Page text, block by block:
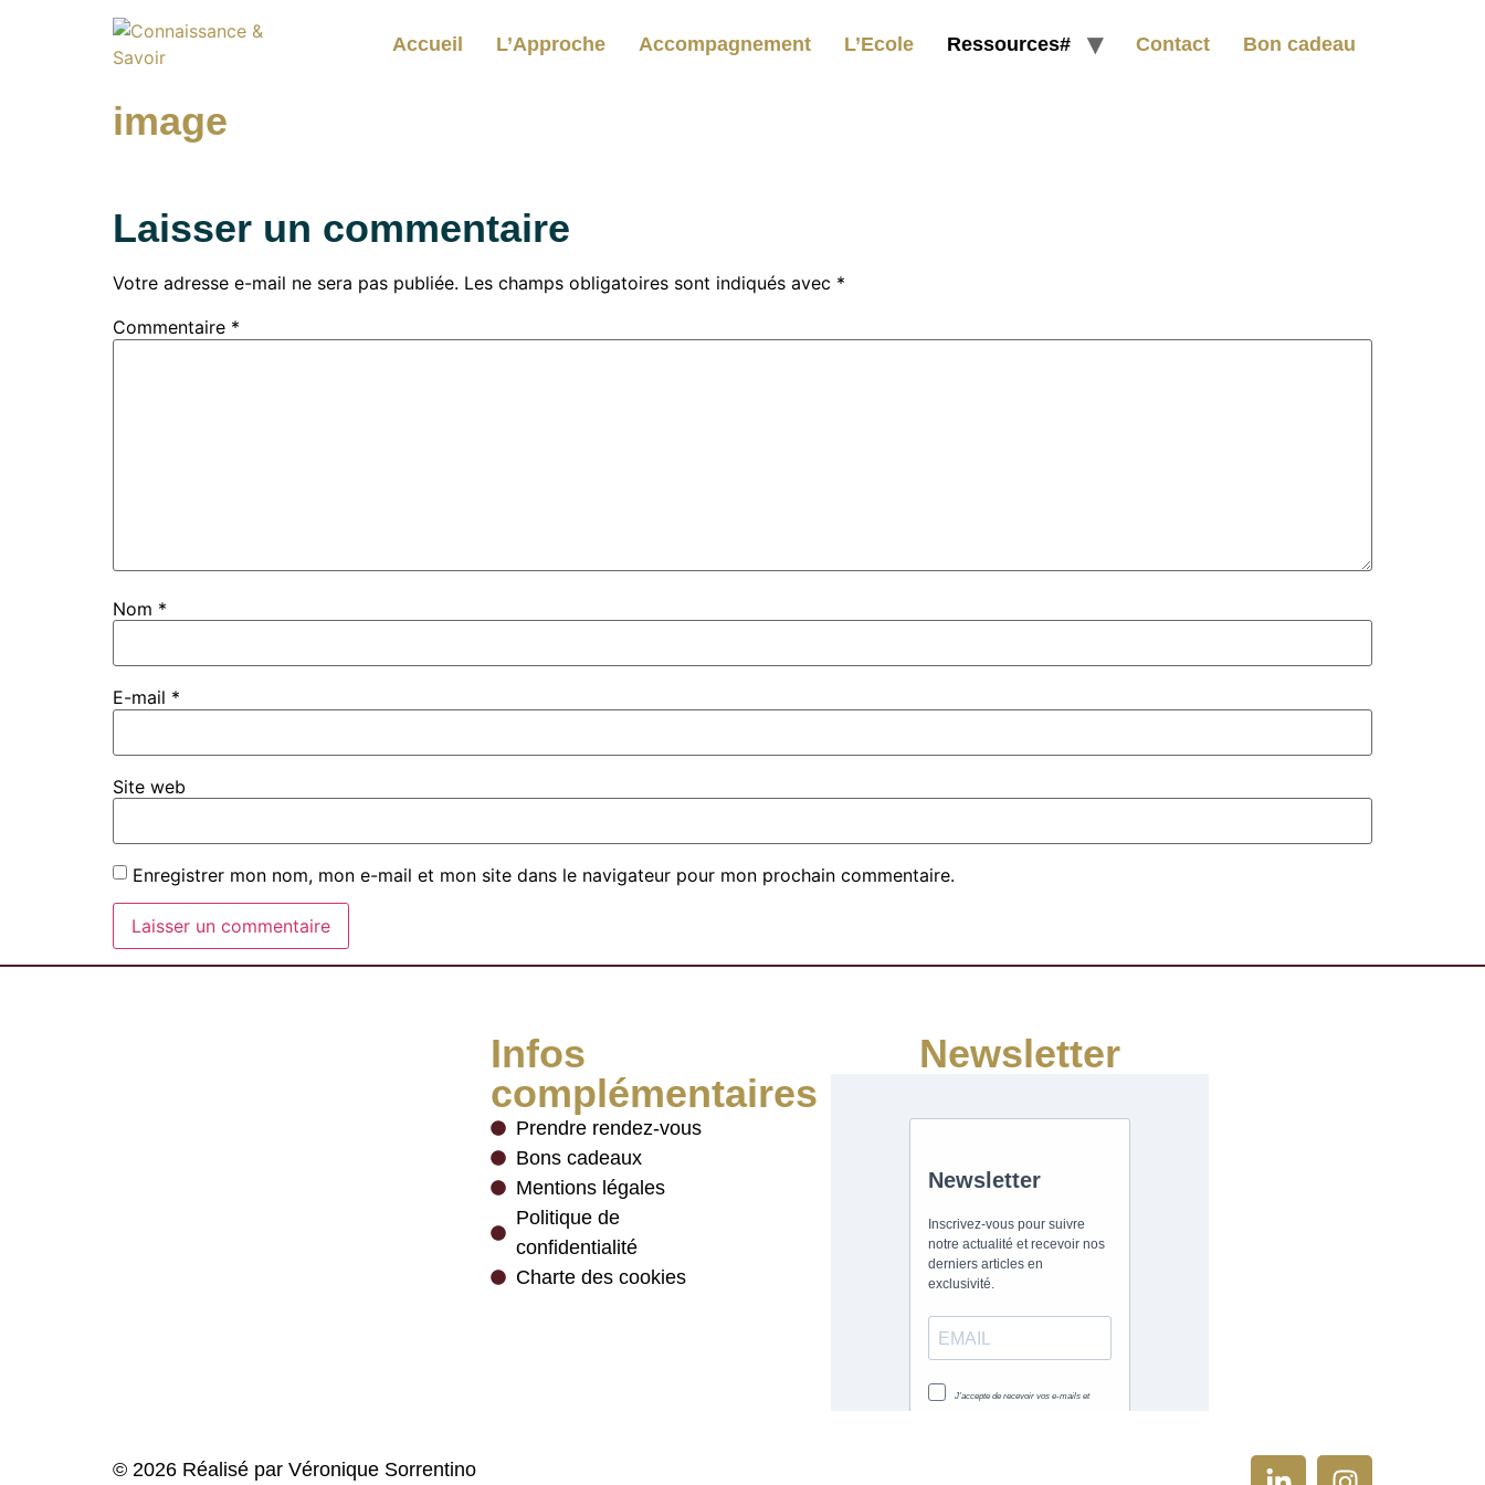
Accueil L’Approche Accompagnement L’Ecole Ressources# Contact Bon cadeau
image
Laisser un commentaire
Votre adresse e-mail ne sera pas publiée. Les champs obligatoires sont indiqués avec *
Commentaire *
Nom *
E-mail *
Site web
Enregistrer mon nom, mon e-mail et mon site dans le navigateur pour mon prochain commentaire.
Infos
complémentaires
Prendre rendez-vous
Bons cadeaux
Mentions légales
Politique de
confidentialité
Charte des cookies
Newsletter
© 2026 Réalisé par Véronique Sorrentino